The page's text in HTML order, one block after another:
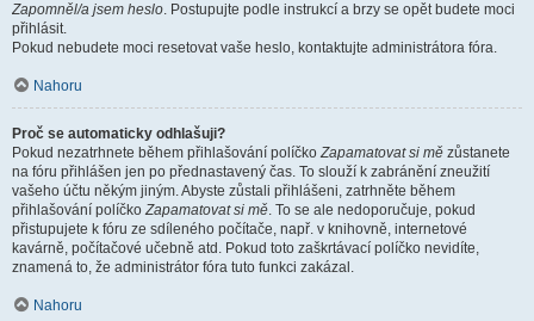
Zapomněl/a jsem heslo. Postupujte podle instrukcí a brzy se opět budete moci
přihlásit.
Pokud nebudete moci resetovat vaše heslo, kontaktujte administrátora fóra.
Nahoru
Proč se automaticky odhlašuji?
Pokud nezatrhnete během přihlašování políčkoZapamatovat si mě zůstanete
na fóru přihlášen jen po přednastavený čas. To slouží k zabránění zneužití
vašeho účtu někým jiným. Abyste zůstali přihlášeni, zatrhněte během
přihlašování políčkoZapamatovat si mě. To se ale nedoporučuje, pokud
přistupujete k fóru ze sdíleného počítače, např. v knihovně, internetové
kavárně, počítačové učebně atd. Pokud toto zaškrtávací políčko nevidíte,
znamená to, že administrátor fóra tuto funkci zakázal.
Nahoru